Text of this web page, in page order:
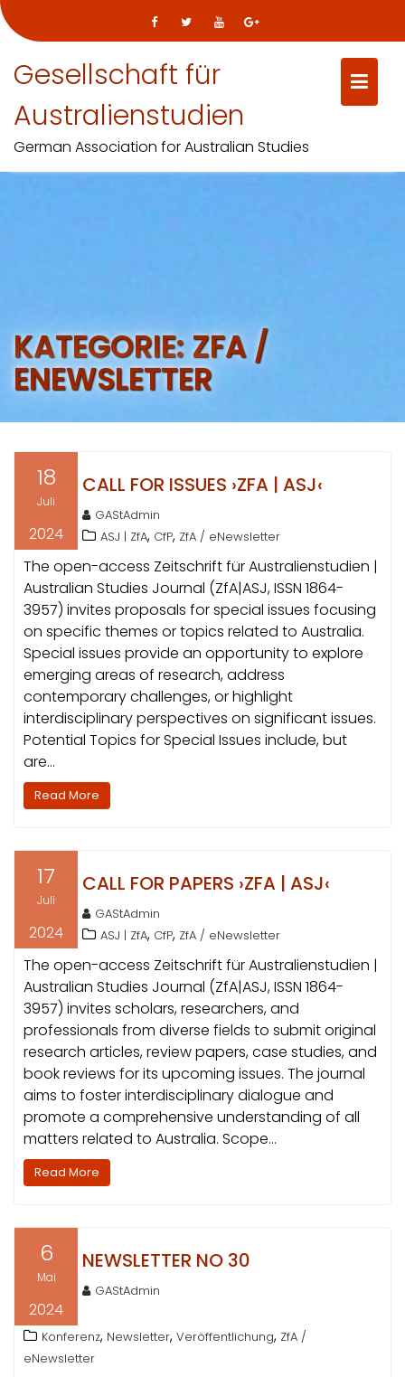
Gesellschaft für
Australienstudien
German Association for Australian Studies
KATEGORIE:ZFA /
ENEWSLETTER
18
Juli
2024
CALL FOR ISSUES ›ZFA | ASJ‹
GAStAdmin
ASJ | ZfA, CfP, ZfA / eNewsletter
The open-access Zeitschrift für Australienstudien |
Australian Studies Journal (ZfA|ASJ, ISSN 1864-
3957) invites proposals for special issues focusing
on specific themes or topics related to Australia.
Special issues provide an opportunity to explore
emerging areas of research, address
contemporary challenges, or highlight
interdisciplinary perspectives on significant issues.
Potential Topics for Special Issues include, but
are…
Read More
17
Juli
2024
CALL FOR PAPERS ›ZFA | ASJ‹
GAStAdmin
ASJ | ZfA, CfP, ZfA / eNewsletter
The open-access Zeitschrift für Australienstudien |
Australian Studies Journal (ZfA|ASJ, ISSN 1864-
3957) invites scholars, researchers, and
professionals from diverse fields to submit original
research articles, review papers, case studies, and
book reviews for its upcoming issues. The journal
aims to foster interdisciplinary dialogue and
promote a comprehensive understanding of all
matters related to Australia. Scope…
Read More
6
Mai
2024
NEWSLETTER NO 30
GAStAdmin
Konferenz, Newsletter, Veröffentlichung, ZfA /
eNewsletter